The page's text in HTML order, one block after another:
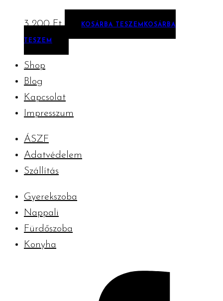
3 200Ft KOSÁRBA TESZEM KOSÁRBA
TESZEM
Shop
Blog
Kapcsolat
Impresszum
ÁSZF
Adatvédelem
Szállítás
Gyerekszoba
Nappali
Fürdőszoba
Konyha